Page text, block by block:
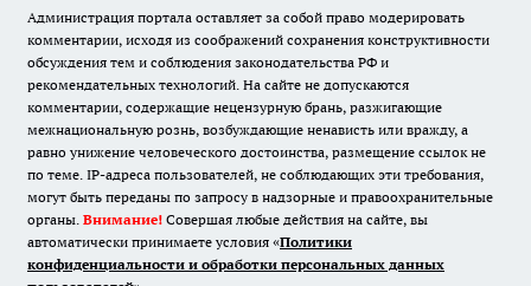
Администрация портала оставляет за собой право модерировать
комментарии, исходя из соображений сохранения конструктивности
обсуждения тем и соблюдения законодательства РФ и
рекомендательных технологий. На сайте не допускаются
комментарии, содержащие нецензурную брань, разжигающие
межнациональную рознь, возбуждающие ненависть или вражду, а
равно унижение человеческого достоинства, размещение ссылок не
по теме. IP-адреса пользователей, не соблюдающих эти требования,
могут быть переданы по запросу в надзорные и правоохранительные
органы. Внимание! Совершая любые действия на сайте, вы
автоматически принимаете условия «Политики
конфиденциальности и обработки персональных данных